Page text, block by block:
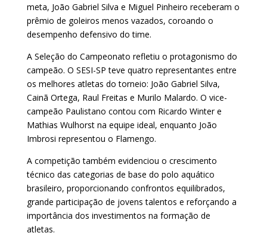
meta, João Gabriel Silva e Miguel Pinheiro receberam o
prêmio de goleiros menos vazados, coroando o
desempenho defensivo do time.
A Seleção do Campeonato refletiu o protagonismo do
campeão. O SESI-SP teve quatro representantes entre
os melhores atletas do torneio: João Gabriel Silva,
Cainã Ortega, Raul Freitas e Murilo Malardo. O vice-
campeão Paulistano contou com Ricardo Winter e
Mathias Wulhorst na equipe ideal, enquanto João
Imbrosi representou o Flamengo.
A competição também evidenciou o crescimento
técnico das categorias de base do polo aquático
brasileiro, proporcionando confrontos equilibrados,
grande participação de jovens talentos e reforçando a
importância dos investimentos na formação de
atletas.